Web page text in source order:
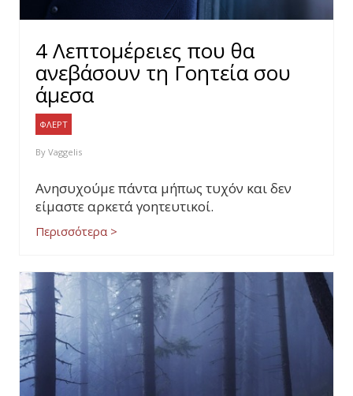
4 Λεπτομέρειες που θα
ανεβάσουν τη Γοητεία σου
άμεσα
ΦΛΕΡΤ
By Vaggelis
Ανησυχούμε πάντα μήπως τυχόν και δεν
είμαστε αρκετά γοητευτικοί.
Περισσότερα >